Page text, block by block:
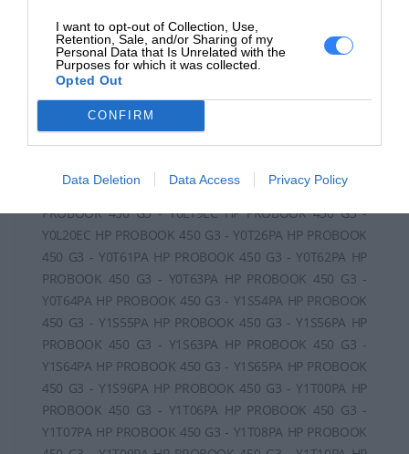
I want to opt-out of Collection, Use,
Retention, Sale, and/or Sharing of my
Personal Data that Is Unrelated with the
Purposes for which it was collected.
Opted Out
CONFIRM
Data Deletion Data Access Privacy Policy